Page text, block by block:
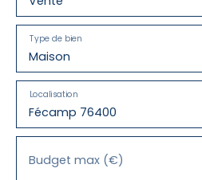
Maison
Type de bien
Fécamp 76400
Localisation
Budget max (€)